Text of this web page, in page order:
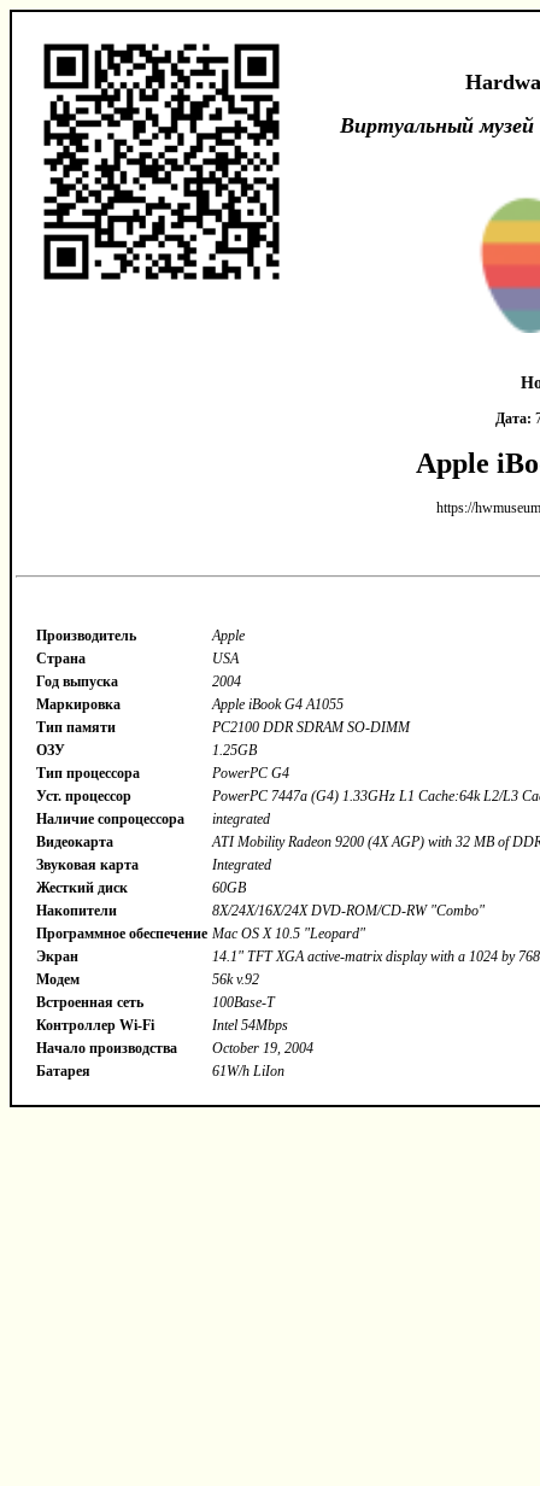
Виртуальный
Дата:
Apple
https://
Производитель
Apple
Страна
USA
Год выпуска
2004
Маркировка
Apple iBook G4 A1055
Тип памяти
PC2100 DDR SDRAM SO-DIMM
ОЗУ
1.25GB
Тип процессора
PowerPC G4
Уст. процессор
PowerPC 7447a (G4) 1.33GHz L1 Cache:64k L2/L3
Наличие сопроцессора
integrated
Видеокарта
ATI Mobility Radeon 9200 (4X AGP) with 32 MB of
Звуковая карта
Integrated
Жесткий диск
60GB
Накопители
8X/24X/16X/24X DVD-ROM/CD-RW "Combo"
Программное обеспечение Mac OS X 10.5 "Leopard"
Экран
14.1" TFT XGA active-matrix display with a 1024 by
Модем
56k v.92
Встроенная сеть
100Base-T
Контроллер Wi-Fi
Intel 54Mbps
Начало производства
October 19, 2004
Батарея
61W/h LiIon